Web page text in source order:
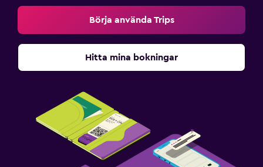
Börja använda Trips
Hitta mina bokningar